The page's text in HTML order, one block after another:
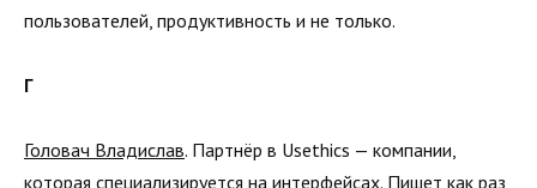
пользователей, продуктивность и не только.
Г
Головач Владислав. Партнёр в Usethics — компании,
которая специализируется на интерфейсах. Пишет как раз